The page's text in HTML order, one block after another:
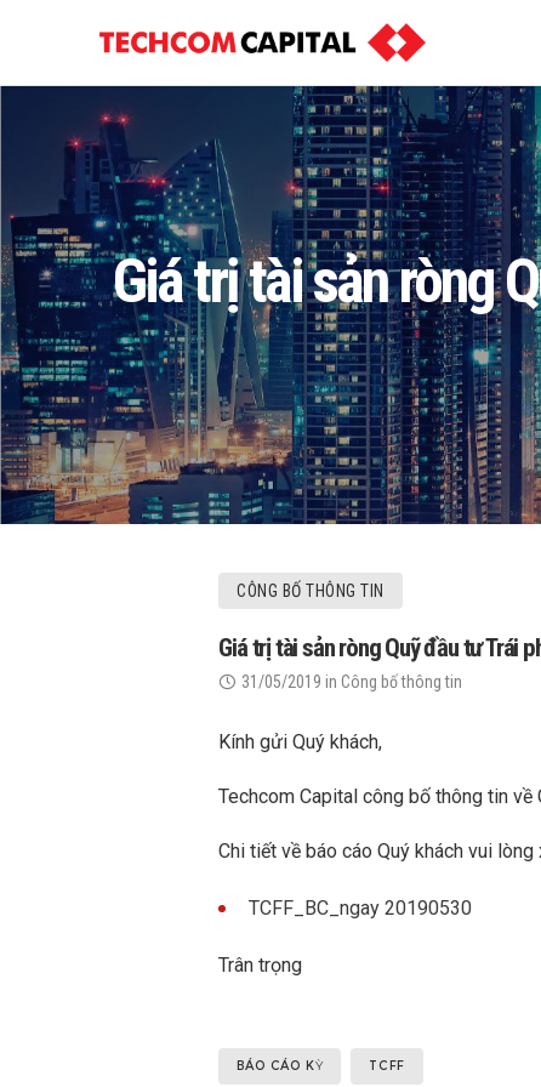
Giá trị tài sản ròng
CÔNG BỐ THÔNG TIN
Giá trị tài sản ròng Quỹ đầu tư Trái
31/05/2019 in Công bố thông tin
Kính gửi Quý khách,
Techcom Capital công bố thông tin
Chi tiết về báo cáo Quý khách vui
TCFF_BC_ngay 20190530
Trân trọng
BÁO CÁO KỲ TCFF